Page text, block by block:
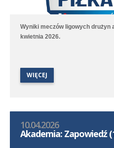
Wyniki meczów ligowych drużyn
kwietnia 2026.
WIĘCEJ
10.04.2026
Akademia: Zapowiedź